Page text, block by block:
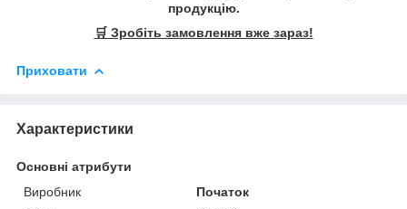
продукцію.
🛒 Зробіть замовлення вже зараз!
Приховати
Характеристики
Основні атрибути
Виробник
Початок